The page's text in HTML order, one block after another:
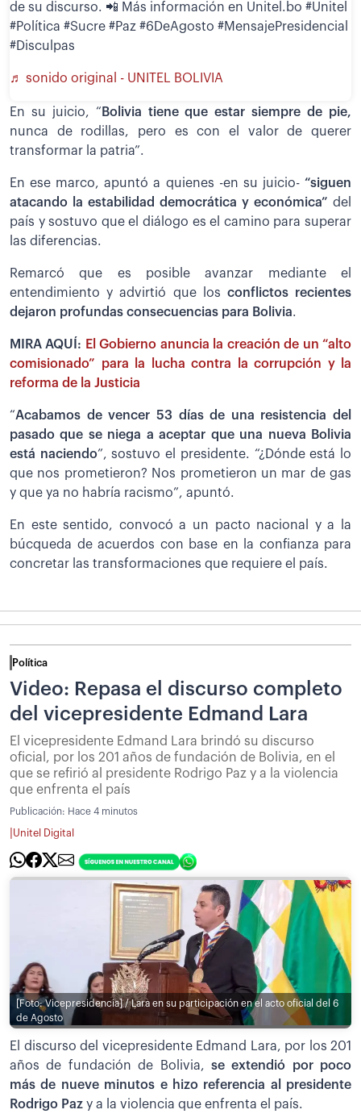
de su discurso. 📲 Más información en Unitel.bo #Unitel
#Política #Sucre #Paz #6DeAgosto #MensajePresidencial
#Disculpas
♬ sonido original - UNITEL BOLIVIA
En su juicio, “ Bolivia tiene que estar siempre de pie,
nunca de rodillas, pero es con el valor de querer
transformar la patria”.
En ese marco, apuntó a quienes -en su juicio- “siguen
atacando la estabilidad democrática y económica” del
país y sostuvo que el diálogo es el camino para superar
las diferencias.
Remarcó que es posible avanzar mediante el
entendimiento y advirtió que los conflictos recientes
dejaron profundas consecuencias para Bolivia.
MIRA AQUÍ: El Gobierno anuncia la creación de un “alto
comisionado” para la lucha contra la corrupción y la
reforma de la Justicia
“Acabamos de vencer 53 días de una resistencia del
pasado que se niega a aceptar que una nueva Bolivia
está naciendo”, sostuvo el presidente. “¿Dónde está lo
que nos prometieron? Nos prometieron un mar de gas
y que ya no habría racismo”, apuntó.
En este sentido, convocó a un pacto nacional y a la
búcqueda de acuerdos con base en la confianza para
concretar las transformaciones que requiere el país.
Política
Video: Repasa el discurso completo
del vicepresidente Edmand Lara
El vicepresidente Edmand Lara brindó su discurso
oficial, por los 201 años de fundación de Bolivia, en el
que se refirió al presidente Rodrigo Paz y a la violencia
que enfrenta el país
Publicación: Hace 4 minutos
Unitel Digital
[Foto: Vicepresidencia] / Lara en su participación en el acto oficial del 6
de Agosto
El discurso del vicepresidente Edmand Lara, por los 201
años de fundación de Bolivia, se extendió por poco
más de nueve minutos e hizo referencia al presidente
Rodrigo Paz y a la violencia que enfrenta el país.